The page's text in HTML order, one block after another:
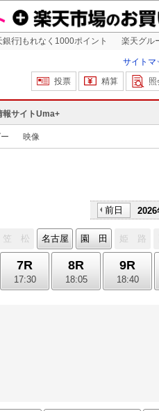
銀行]もれなく1000ポイント 楽天グル
サイトマ
投票
精算 照
報サイトUma+
映像
前日 2026
笠 松 名古屋 園 田 姫 路
7R
17:30
8R
18:05
9R
18:40